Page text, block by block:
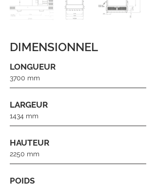
DIMENSIONNEL
LONGUEUR
3700 mm
LARGEUR
1434 mm
HAUTEUR
2250 mm
POIDS